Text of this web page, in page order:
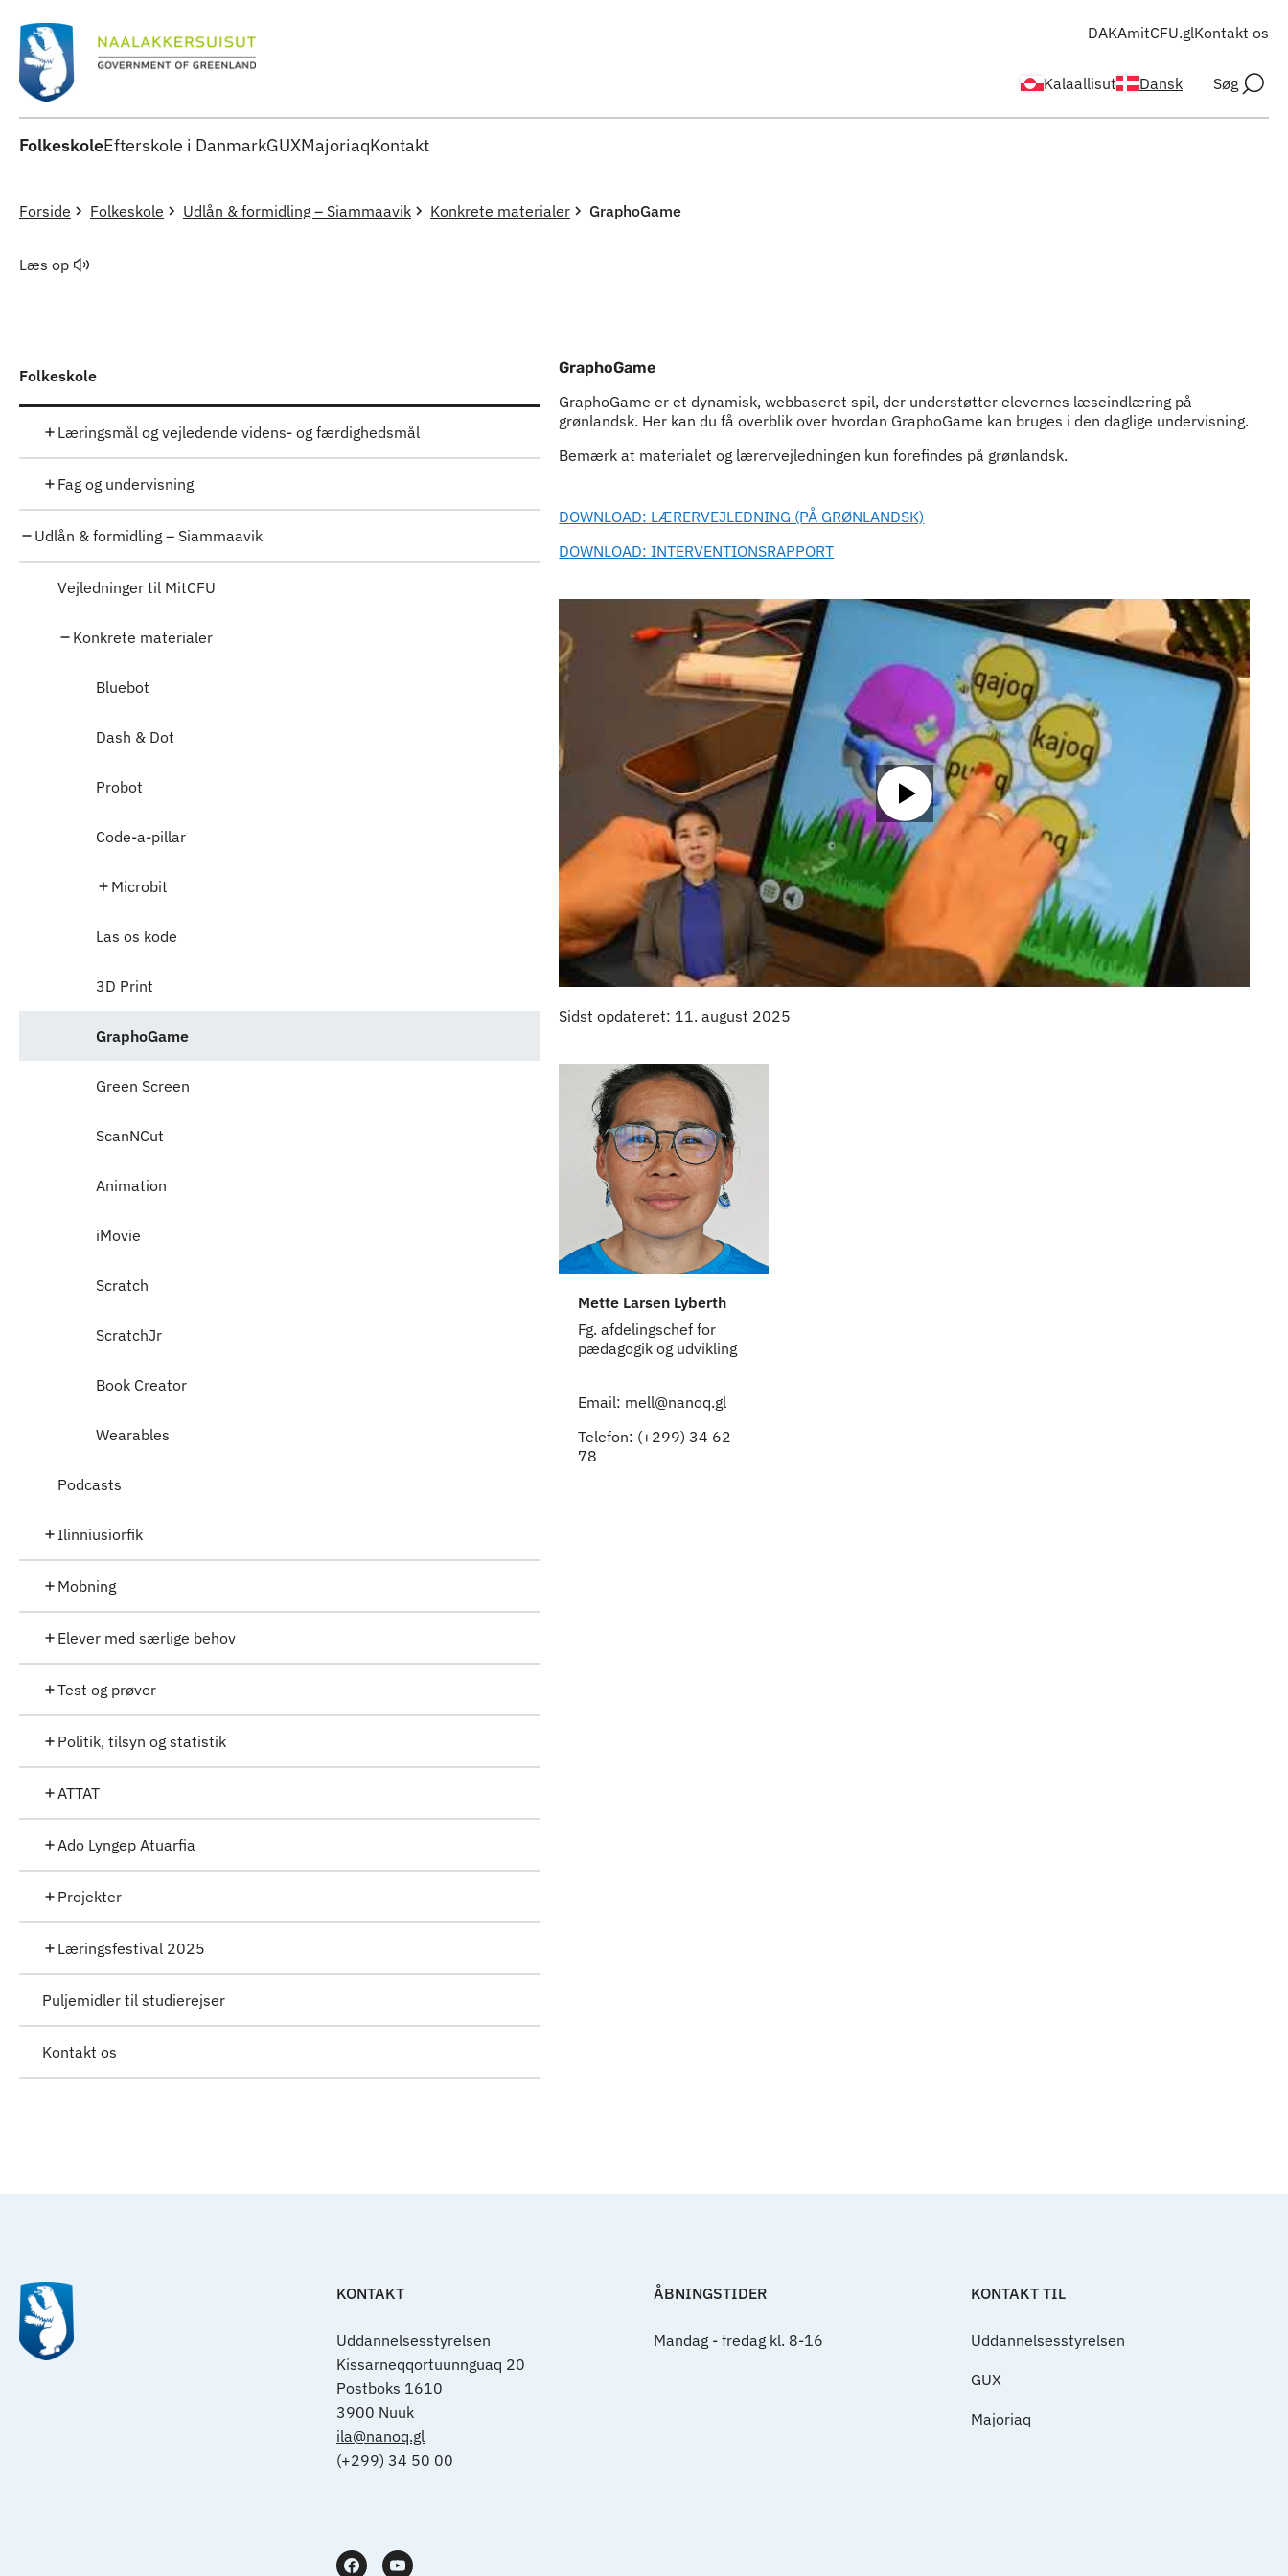
Kalaallisut Dansk Søg
DAKAmitCFU.glKontakt os
FolkeskoleEfterskole i DanmarkGUXMajoriaqKontakt
Forside Folkeskole Udlån & formidling – Siammaavik Konkrete materialer GraphoGame
Læs op
GraphoGame
GraphoGame er et dynamisk, webbaseret spil, der understøtter elevernes læseindlæring på
grønlandsk. Her kan du få overblik over hvordan GraphoGame kan bruges i den daglige undervisning.
Bemærk at materialet og lærervejledningen kun forefindes på grønlandsk.
DOWNLOAD: LÆRERVEJLEDNING (PÅ GRØNLANDSK)
DOWNLOAD: INTERVENTIONSRAPPORT
Sidst opdateret: 11. august 2025
Kontaktpersoner
Mette Larsen Lyberth
Fg. afdelingschef for
pædagogik og udvikling
Email: mell@nanoq.gl
Telefon: (+299) 34 62
78
Folkeskole
Læringsmål og vejledende videns- og færdighedsmål
Fag og undervisning
Udlån & formidling – Siammaavik
Vejledninger til MitCFU
Konkrete materialer
Bluebot
Dash & Dot
Probot
Code-a-pillar
Microbit
Las os kode
3D Print
GraphoGame
Green Screen
ScanNCut
Animation
iMovie
Scratch
ScratchJr
Book Creator
Wearables
Podcasts
Ilinniusiorfik
Mobning
Elever med særlige behov
Test og prøver
Politik, tilsyn og statistik
ATTAT
Ado Lyngep Atuarfia
Projekter
Læringsfestival 2025
Puljemidler til studierejser
Kontakt os
KONTAKT
Uddannelsesstyrelsen
Kissarneqqortuunnguaq 20
Postboks 1610
3900 Nuuk
ila@nanoq.gl
(+299) 34 50 00
ÅBNINGSTIDER
Mandag - fredag kl. 8-16
KONTAKT TIL
Uddannelsesstyrelsen
GUX
Majoriaq